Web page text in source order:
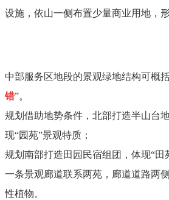
设施，依山一侧布置少量商业用地，
中部服务区地段的景观绿地结构可概
错”。
规划借助地势条件，北部打造半山台
现“园苑”景观特质；
规划南部打造田园民宿组团，体现“田
一条景观廊道联系两苑，廊道道路两
性植物。